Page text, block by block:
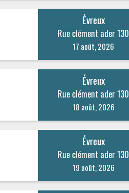
Évreux
Rue clément ader 130
17 août, 2026
Évreux
Rue clément ader 130
18 août, 2026
Évreux
Rue clément ader 130
19 août, 2026